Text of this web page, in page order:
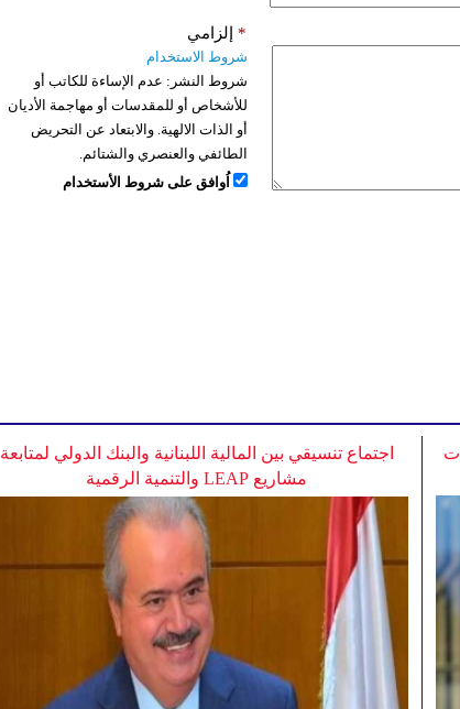
إلزامي *
شروط الاستخدام
شروط النشر: عدم الإساءة للكاتب أو
للأشخاص أو للمقدسات أو مهاجمة الأديان
أو الذات الالهية. والابتعاد عن التحريض
الطائفي والعنصري والشتائم.
اُوافق على شروط الأستخدام
اجتماع تنسيقي بين المالية اللبنانية والبنك الدولي لمتابعة
مشاريع LEAP والتنمية الرقمية